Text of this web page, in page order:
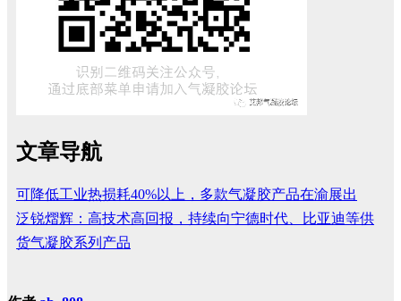
文章导航
可降低工业热损耗40%以上，多款气凝胶产品在渝展出
泛锐熠辉：高技术高回报，持续向宁德时代、比亚迪等供
货气凝胶系列产品